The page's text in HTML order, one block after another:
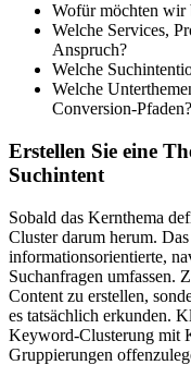
Wofür möchten wir
Welche Services,
Anspruch?
Welche
Welche
Conversion-Pfaden?
Erstellen Sie eine
Suchintent
Sobald das Kernthema
Cluster darum herum.
informationsorientierte,
Suchanfragen umfassen.
Content zu erstellen,
es tatsächlich erkunden.
Keyword-Clusterung mit
Gruppierungen